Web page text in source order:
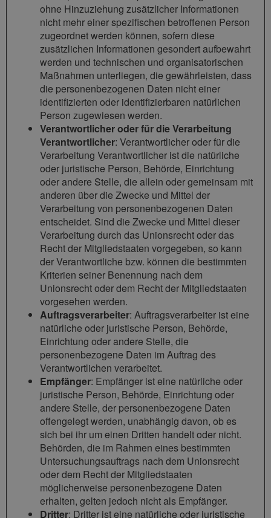
ohne Hinzuziehung zusätzlicher Informationen
nicht mehr einer spezifischen betroffenen Person
zugeordnet werden können, sofern diese
zusätzlichen Informationen gesondert aufbewahrt
werden und technischen und organisatorischen
Maßnahmen unterliegen, die gewährleisten, dass
die personenbezogenen Daten nicht einer
identifizierten oder identifizierbaren natürlichen
Person zugewiesen werden.
Verantwortlicher oder für die Verarbeitung
Verantwortlicher: Verantwortlicher oder für die
Verarbeitung Verantwortlicher ist die natürliche
oder juristische Person, Behörde, Einrichtung
oder andere Stelle, die allein oder gemeinsam mit
anderen über die Zwecke und Mittel der
Verarbeitung von personenbezogenen Daten
entscheidet. Sind die Zwecke und Mittel dieser
Verarbeitung durch das Unionsrecht oder das
Recht der Mitgliedstaaten vorgegeben, so kann
der Verantwortliche bzw. können die bestimmten
Kriterien seiner Benennung nach dem
Unionsrecht oder dem Recht der Mitgliedstaaten
vorgesehen werden.
Auftragsverarbeiter: Auftragsverarbeiter ist eine
natürliche oder juristische Person, Behörde,
Einrichtung oder andere Stelle, die
personenbezogene Daten im Auftrag des
Verantwortlichen verarbeitet.
Empfänger: Empfänger ist eine natürliche oder
juristische Person, Behörde, Einrichtung oder
andere Stelle, der personenbezogene Daten
offengelegt werden, unabhängig davon, ob es
sich bei ihr um einen Dritten handelt oder nicht.
Behörden, die im Rahmen eines bestimmten
Untersuchungsauftrags nach dem Unionsrecht
oder dem Recht der Mitgliedstaaten
möglicherweise personenbezogene Daten
erhalten, gelten jedoch nicht als Empfänger.
Dritter: Dritter ist eine natürliche oder juristische